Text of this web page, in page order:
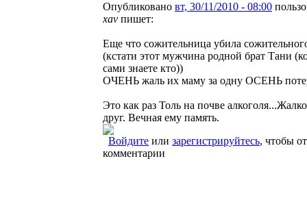
Опубликовано вт, 30/11/2010 - 08:00
xav пишет:
Еще что сожительница убила
(кстати этот мужчина родной брат Тани
сами знаете кто))
ОЧЕНЬ жаль их маму за одну ОСЕНЬ
Это как раз Толь на почве
друг. Вечная ему память.
Войдите или зарегистрируйтесь, чтобы
комментарии